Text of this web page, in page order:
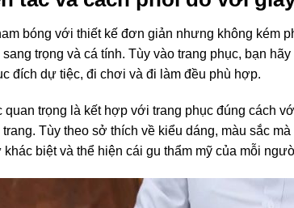
bóng với thiết kế đơn giản nhưng không kém
trọng và cá tính. Tùy vào trang phục, bạn
đích dự tiệc, đi chơi và đi làm đều phù hợp.
quan trọng là kết hợp với trang phục đúng cách
Tùy theo sở thích về kiểu dáng, màu sắc
khác biệt và thể hiện cái gu thẩm mỹ của mỗi